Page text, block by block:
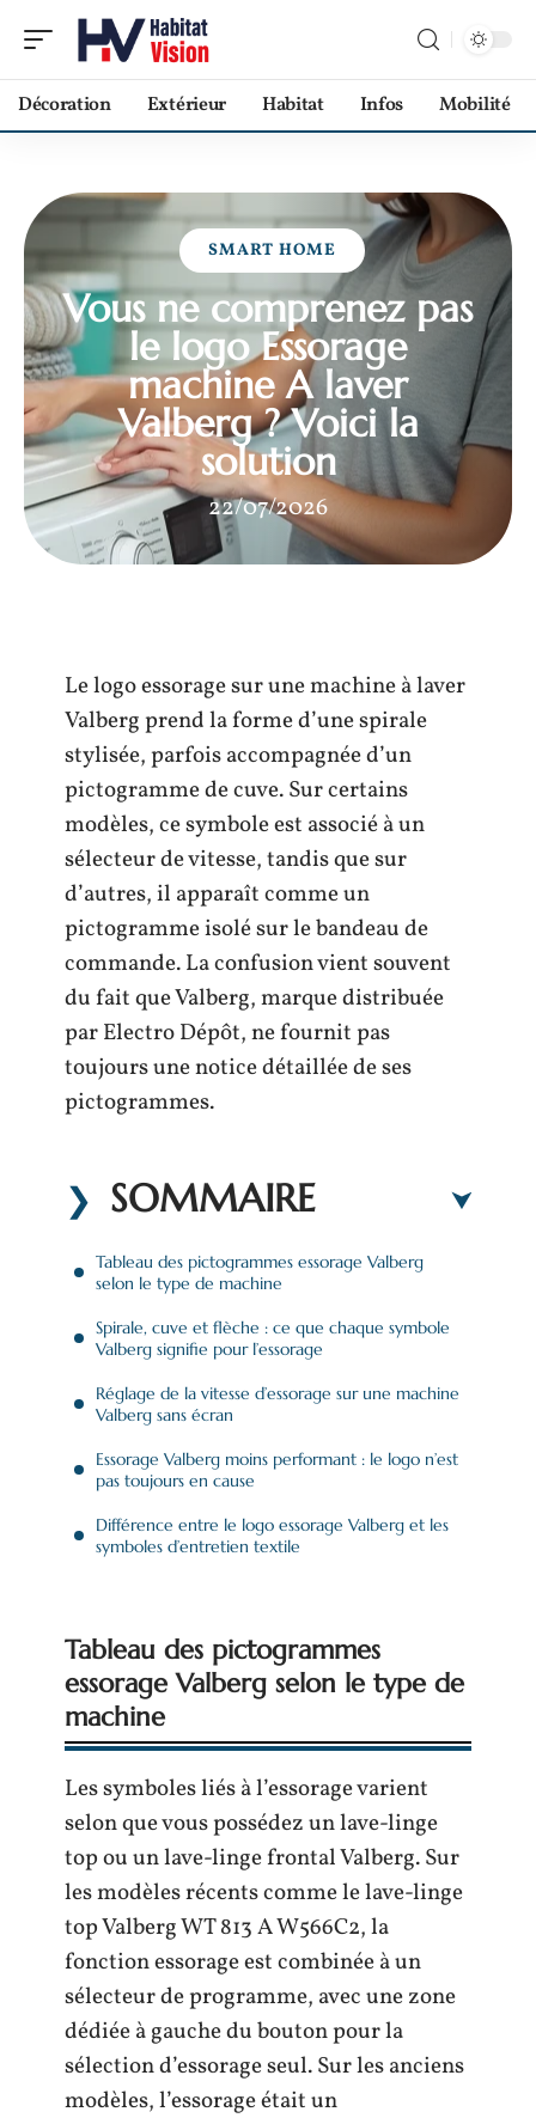
Décoration Extérieur Habitat Infos Mobilité
SMART HOME
Vous ne comprenez pas
le logo Essorage
machine A laver
Valberg ? Voici la
solution
22/07/2026
Le logo essorage sur une machine à laver
Valberg prend la forme d’une spirale
stylisée, parfois accompagnée d’un
pictogramme de cuve. Sur certains
modèles, ce symbole est associé à un
sélecteur de vitesse, tandis que sur
d’autres, il apparaît comme un
pictogramme isolé sur le bandeau de
commande. La confusion vient souvent
du fait que Valberg, marque distribuée
par Electro Dépôt, ne fournit pas
toujours une notice détaillée de ses
pictogrammes.
SOMMAIRE
Tableau des pictogrammes essorage Valberg
selon le type de machine
Spirale, cuve et flèche : ce que chaque symbole
Valberg signifie pour l’essorage
Réglage de la vitesse d’essorage sur une machine
Valberg sans écran
Essorage Valberg moins performant : le logo n’est
pas toujours en cause
Différence entre le logo essorage Valberg et les
symboles d’entretien textile
Tableau des pictogrammes
essorage Valberg selon le type de
machine
Les symboles liés à l’essorage varient
selon que vous possédez un lave-linge
top ou un lave-linge frontal Valberg. Sur
les modèles récents comme le lave-linge
top Valberg WT 813 A W566C2, la
fonction essorage est combinée à un
sélecteur de programme, avec une zone
dédiée à gauche du bouton pour la
sélection d’essorage seul. Sur les anciens
modèles, l’essorage était un